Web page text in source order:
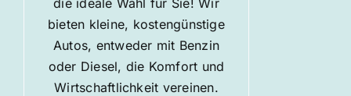
bieten kleine, kostengünstige
Autos, entweder mit Benzin
oder Diesel, die Komfort und
Wirtschaftlichkeit vereinen.